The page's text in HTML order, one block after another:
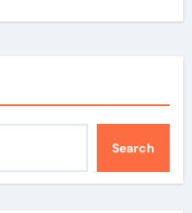
Search